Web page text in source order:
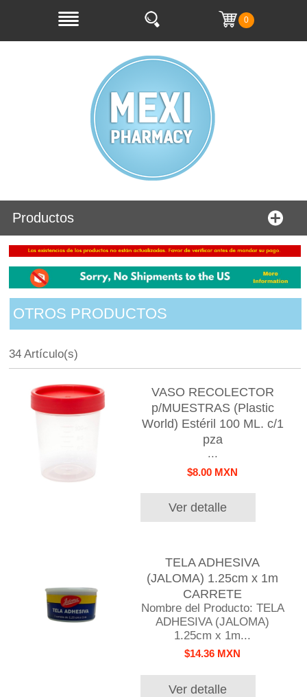
0
Productos
OTROS PRODUCTOS
34 Artículo(s)
VASO RECOLECTOR
p/MUESTRAS (Plastic
World) Estéril 100 ML. c/1
pza
...
$8.00 MXN
Ver detalle
TELA ADHESIVA
(JALOMA) 1.25cm x 1m
CARRETE
Nombre del Producto: TELA
ADHESIVA (JALOMA)
1.25cm x 1m...
$14.36 MXN
Ver detalle